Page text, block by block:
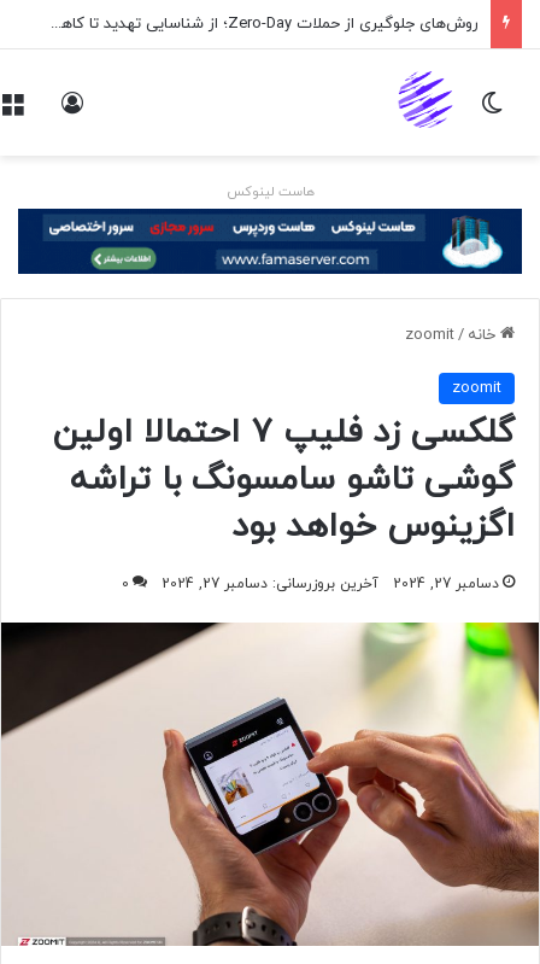
روش‌های جلوگیری از حملات Zero-Day؛ از شناسایی تهدید تا کاهش ریسک
تغییر پوسته
هاست لینوکس
خانه /
zoomit
zoomit
گلکسی زد فلیپ ۷ احتمالا اولین
گوشی تاشو سامسونگ با تراشه
اگزینوس خواهد بود
دسامبر 27, 2024 آخرین بروزرسانی: دسامبر 27, 2024 0